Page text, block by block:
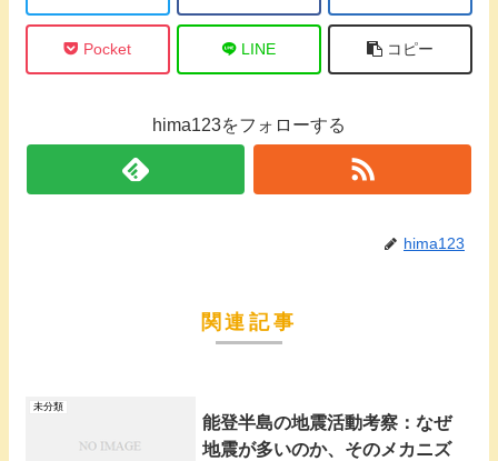
Pocket LINE コピー
hima123をフォローする
hima123
関連記事
未分類
能登半島の地震活動考察：なぜ
地震が多いのか、そのメカニズ